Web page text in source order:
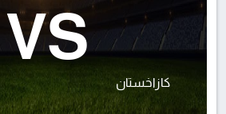
كازاخستان
VS